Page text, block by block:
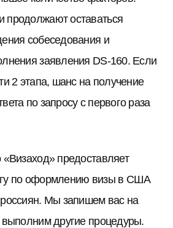
продолжают оставаться
собеседования и
заявления DS-160. Если
2 этапа, шанс на получение
по запросу с первого раза
«Визаход» предоставляет
по оформлению визы в США
Мы запишем вас на
другие процедуры.